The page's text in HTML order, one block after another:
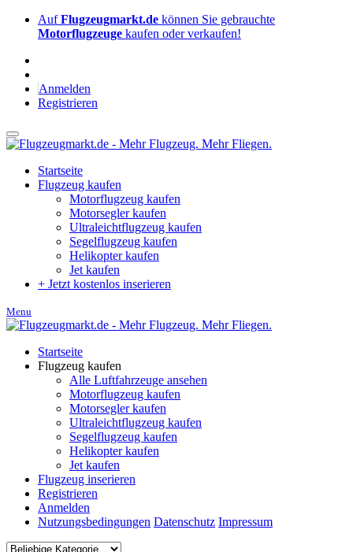
AufFlugzeugmarkt.de können Sie gebrauchte
Motorflugzeuge kaufen oder verkaufen!
Anmelden
Registrieren
Startseite
Flugzeug kaufen
Motorflugzeug kaufen
Motorsegler kaufen
Ultraleichtflugzeug kaufen
Segelflugzeug kaufen
Helikopter kaufen
Jet kaufen
+ Jetzt kostenlos inserieren
Menu
Startseite
Flugzeug kaufen
Alle Luftfahrzeuge ansehen
Motorflugzeug kaufen
Motorsegler kaufen
Ultraleichtflugzeug kaufen
Segelflugzeug kaufen
Helikopter kaufen
Jet kaufen
Flugzeug inserieren
Registrieren
Anmelden
Nutzungsbedingungen Datenschutz Impressum